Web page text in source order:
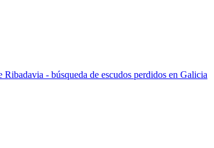
- búsqueda de escudos perdidos en Galicia